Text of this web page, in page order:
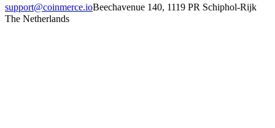
support@coinmerce.ioBeechavenue 140, 1119 PR Schiphol-Rijk
The Netherlands